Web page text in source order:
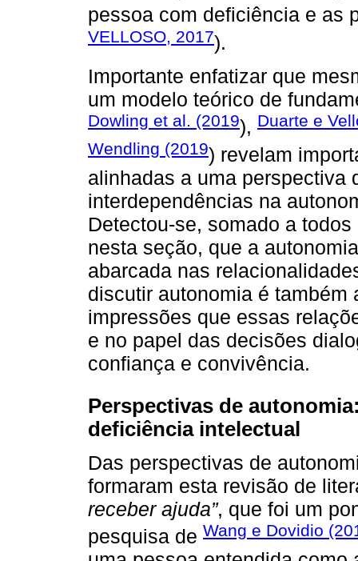
pessoa com deficiência e as
VELLOSO, 2017).
Importante enfatizar que
um modelo teórico de
Dowling et al. (2019), Duarte e
Wendling (2019) revelam
alinhadas a uma perspectiva
interdependências na
Detectou-se, somado a
nesta seção, que a
abarcada nas
discutir autonomia é
impressões que essas
e no papel das decisões
confiança e convivência.
Perspectivas de
deficiência intelectual
Das perspectivas de
formaram esta revisão de
receber ajuda”, que foi um
pesquisa de Wang e Dovidio